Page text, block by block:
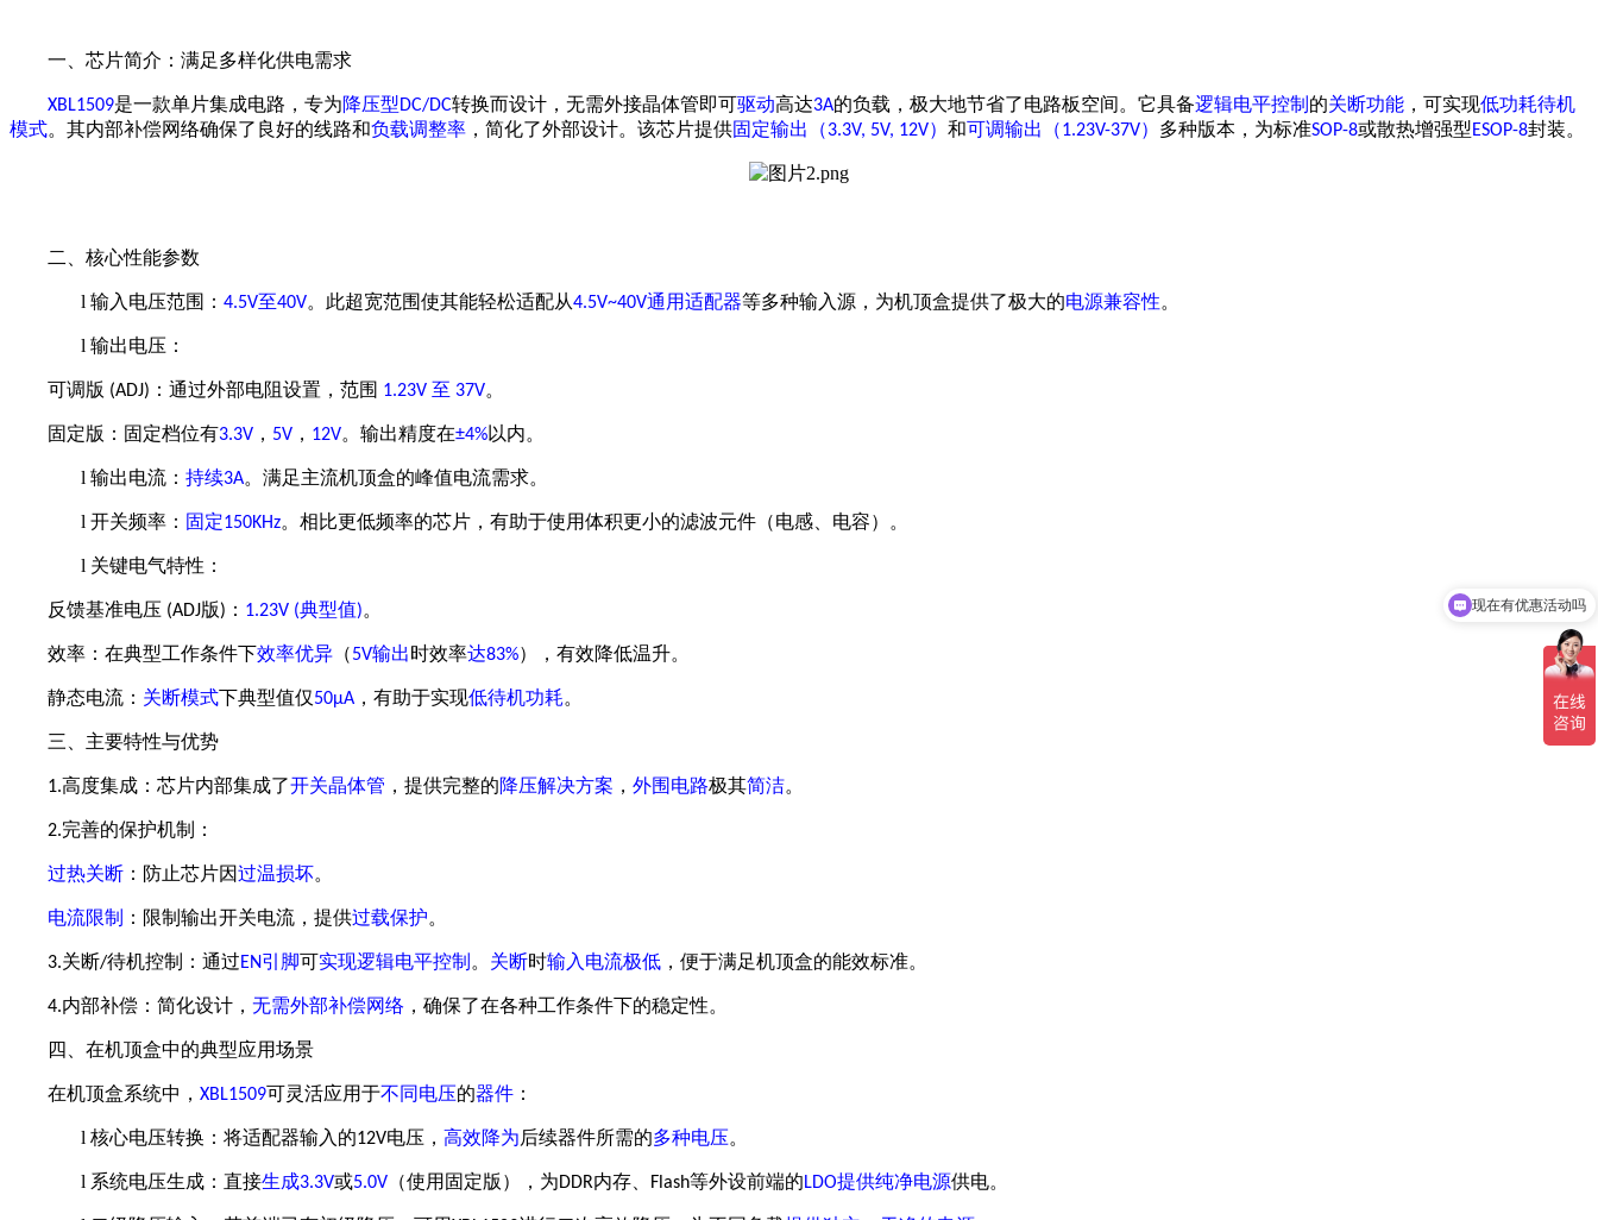
一、芯片简介：满足多样化供电需求
XBL1509是一款单片集成电路，专为降压型DC/DC转换而设计，无需外接晶体管即可驱动高达3A的负载，极大地节省了电路板空间。它具备逻辑电平控制 的关断功能 ，可实现低功耗待机
模式。其内部补偿网络确保了良好的线路和负载调整率 ，简化了外部设计。该芯片提供固定输出（3.3V, 5V, 12V） 和可调输出（1.23V-37V） 多种版本，为标准SOP-8或散热增强型ESOP-8封装。
二、核心性能参数
l 输入电压范围： 4.5V至40V。此超宽范围使其能轻松适配从4.5V~40V通用适配器等多种输入源，为机顶盒提供了极大的电源兼容性。
l 输出电压：
可调版 (ADJ) ：通过外部电阻设置，范围 1.23V 至 37V。
固定版： 固定档位有3.3V ， 5V ， 12V。输出精度在±4%以内。
l 输出电流： 持续3A。满足主流机顶盒的峰值电流需求。
l 开关频率： 固定150KHz。相比更低频率的芯片，有助于使用体积更小的滤波元件（电感、电容）。
l 关键电气特性：
反馈基准电压 (ADJ版) ： 1.23V (典型值)。
效率：在典型工作条件下效率优异 （5V输出时效率达83%），有效降低温升。
静态电流： 关断模式下典型值仅50µA ，有助于实现低待机功耗。
三、主要特性与优势
1.高度集成：芯片内部集成了开关晶体管 ，提供完整的降压解决方案 ， 外围电路极其简洁。
2.完善的保护机制：
过热关断 ：防止芯片因过温损坏。
电流限制 ：限制输出开关电流，提供过载保护。
3.关断/待机控制：通过EN引脚可实现逻辑电平控制 。 关断时输入电流极低 ，便于满足机顶盒的能效标准。
4.内部补偿：简化设计， 无需外部补偿网络 ，确保了在各种工作条件下的稳定性。
四、在机顶盒中的典型应用场景
在机顶盒系统中， XBL1509可灵活应用于不同电压的器件 ：
l 核心电压转换：将适配器输入的12V电压， 高效降为后续器件所需的多种电压。
l 系统电压生成：直接生成3.3V或5.0V （使用固定版），为DDR内存、 Flash等外设前端的LDO提供纯净电源供电。
现在有优惠活动吗